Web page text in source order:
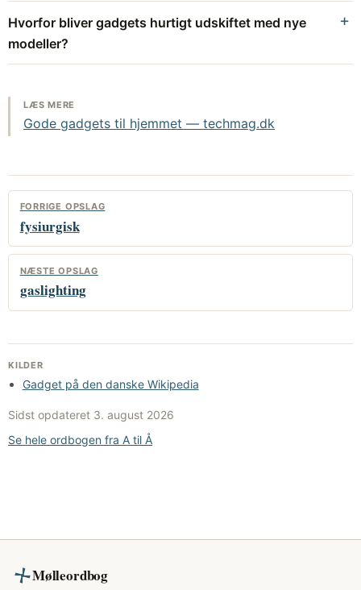
Hvorfor bliver gadgets hurtigt udskiftet med nye
modeller?
LÆS MERE
Gode gadgets til hjemmet — techmag.dk
FORRIGE OPSLAG
fysiurgisk
NÆSTE OPSLAG
gaslighting
KILDER
Gadget på den danske Wikipedia
Sidst opdateret 3. august 2026
Se hele ordbogen fra A til Å
Mølleordbog